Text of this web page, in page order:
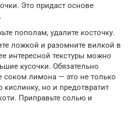
Это придаст основе
пополам, удалите косточку.
ложкой и разомните вилкой в
интересной текстуры можно
кусочки. Обязательно
соком лимона — это не только
но и предотвратит
Приправьте солью и